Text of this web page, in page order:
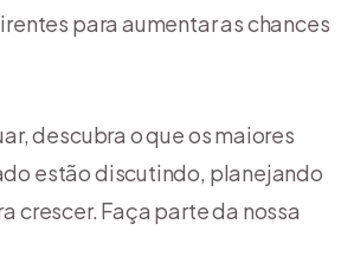
para aumentar as chances
descubra o que os maiores
estão discutindo, planejando
crescer. Faça parte da nossa